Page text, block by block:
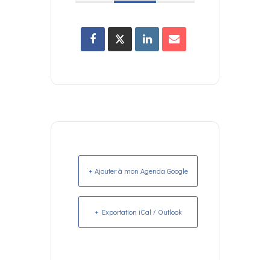
+ Ajouter à mon Agenda Google
+ Exportation iCal / Outlook